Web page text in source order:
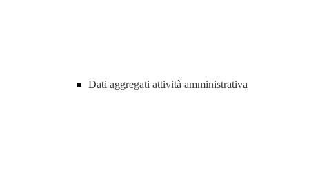
Dati aggregati attività amministrativa